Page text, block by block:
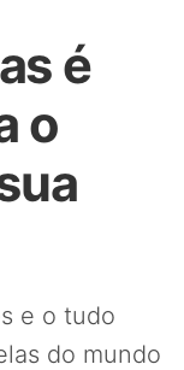
é
o
e o tudo
do mundo